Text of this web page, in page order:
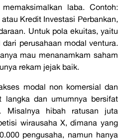
laba. Contoh:
Kredit Investasi Perbankan,
Untuk pola ekuitas, yaitu
perusahaan modal ventura.
mau menanamkam saham
rekam jejak baik.
modal non komersial dan
langka dan umumnya bersifat
Misalnya hibah ratusan juta
wirausaha X, dimana yang
pengusaha, namun hanya